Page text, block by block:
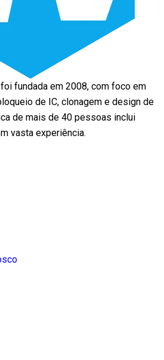
fundada em 2008, com foco em
de IC, clonagem e design de
de mais de 40 pessoas inclui
vasta experiência.